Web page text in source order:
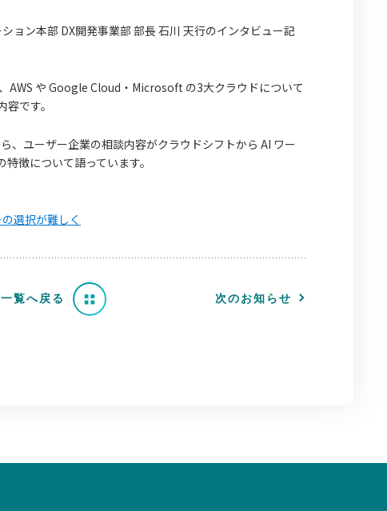
ョン本部 DX開発事業部 部長 石川 天行のインタビュー記
AWS や Google Cloud・Microsoft の3大クラウドについて
です。
、ユーザー企業の相談内容がクラウドシフトから AI ワー
徴について語っています。
選択が難しく
覧へ戻る 次のお知らせ